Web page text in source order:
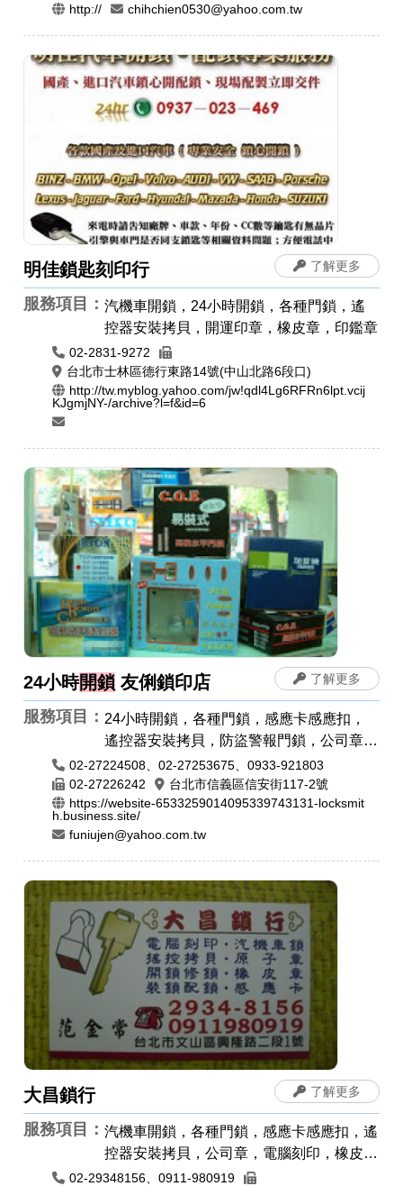
http://
chihchien0530@yahoo.com.tw
明佳鎖匙刻印行
服務項目：汽機車開鎖，24小時開鎖，各種門鎖，遙
控器安裝拷貝，開運印章，橡皮章，印鑑章
02-2831-9272
台北市士林區德行東路14號(中山北路6段口)
http://tw.myblog.yahoo.com/jw!qdl4Lg6RFRn6lpt.vcij
KJgmjNY-/archive?l=f&id=6
了解更多
24小時開鎖 友俐鎖印店
服務項目： 24小時開鎖，各種門鎖，感應卡感應扣，
遙控器安裝拷貝，防盜警報門鎖，公司章，
電腦刻印，橡皮章，印鑑章，原子章
02-27224508、02-27253675、0933-921803
02-27226242
台北市信義區信安街117-2號
https://website-6533259014095339743131-locksmit
h.business.site/
funiujen@yahoo.com.tw
了解更多
大昌鎖行
服務項目：汽機車開鎖，各種門鎖，感應卡感應扣，遙
控器安裝拷貝，公司章，電腦刻印，橡皮
章，印鑑章，原子章
02-29348156、0911-980919
了解更多